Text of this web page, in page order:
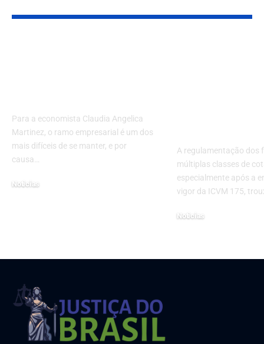
Para a economista Claudia Angelica
Martinez, o ramo empresarial é um dos
mais difíceis de se manter, e por
causa…
Noticias
A regulamentação dos
múltiplas classes de
especialmente após a
vigor da ICVM 175,
Noticias